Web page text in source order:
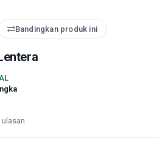
Bandingkan produk ini
ulasan